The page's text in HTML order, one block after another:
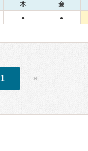
木 金
● ●
1 »